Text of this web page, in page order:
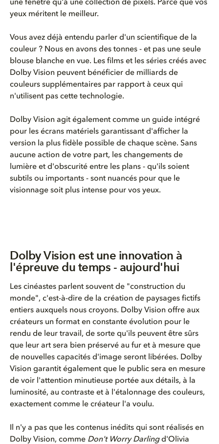
une fenêtre qu'à une collection de pixels. Parce que vos
yeux méritent le meilleur.
Vous avez déjà entendu parler d'un scientifique de la
couleur ? Nous en avons des tonnes - et pas une seule
blouse blanche en vue. Les films et les séries créés avec
Dolby Vision peuvent bénéficier de milliards de
couleurs supplémentaires par rapport à ceux qui
n'utilisent pas cette technologie.
Dolby Vision agit également comme un guide intégré
pour les écrans matériels garantissant d'afficher la
version la plus fidèle possible de chaque scène. Sans
aucune action de votre part, les changements de
lumière et d'obscurité entre les plans - qu'ils soient
subtils ou importants - sont nuancés pour que le
visionnage soit plus intense pour vos yeux.
Dolby Vision est une innovation à
l'épreuve du temps - aujourd'hui
Les cinéastes parlent souvent de "construction du
monde", c'est-à-dire de la création de paysages fictifs
entiers auxquels nous croyons. Dolby Vision offre aux
créateurs un format en constante évolution pour le
rendu de leur travail, de sorte qu'ils peuvent être sûrs
que leur art sera bien préservé au fur et à mesure que
de nouvelles capacités d'image seront libérées. Dolby
Vision garantit également que le public sera en mesure
de voir l'attention minutieuse portée aux détails, à la
luminosité, au contraste et à l'étalonnage des couleurs,
exactement comme le créateur l'a voulu.
n'y a pas que les contenus inédits qui sont réalisés en
Dolby Vision, comme Don't Worry Darling d'Olivia